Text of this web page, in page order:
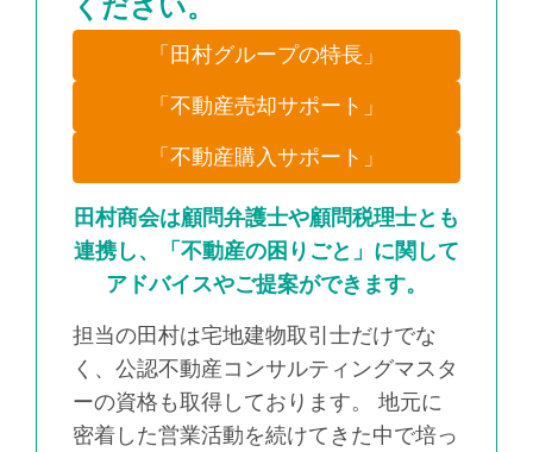
ください。
「田村グループの特長」
「不動産売却サポート」
「不動産購入サポート」
田村商会は顧問弁護士や顧問税理士とも
連携し、「不動産の困りごと」に関して
アドバイスやご提案ができます。
担当の田村は宅地建物取引士だけでな
く、公認不動産コンサルティングマスタ
ーの資格も取得しております。 地元に
密着した営業活動を続けてきた中で培っ